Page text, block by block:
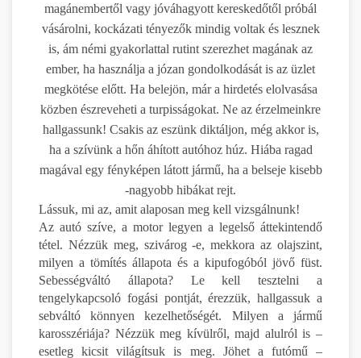
magánembertől vagy jóváhagyott kereskedőtől próbál
vásárolni, kockázati tényezők mindig voltak és lesznek
is, ám némi gyakorlattal rutint szerezhet magának az
ember, ha használja a józan gondolkodását is az üzlet
megkötése előtt. Ha belejön, már a hirdetés elolvasása
közben észreveheti a turpisságokat. Ne az érzelmeinkre
hallgassunk! Csakis az eszünk diktáljon, még akkor is,
ha a szívünk a hőn áhított autóhoz húz. Hiába ragad
magával egy fényképen látott jármű, ha a belseje kisebb
-nagyobb hibákat rejt.
Lássuk, mi az, amit alaposan meg kell vizsgálnunk!
Az autó szíve, a motor legyen a legelső áttekintendő
tétel. Nézzük meg, szivárog -e, mekkora az olajszint,
milyen a tömítés állapota és a kipufogóból jövő füst.
Sebességváltó állapota? Le kell tesztelni a
tengelykapcsoló fogási pontját, érezzük, hallgassuk a
sebváltó könnyen kezelhetőségét. Milyen a jármű
karosszériája? Nézzük meg kívülről, majd alulról is –
esetleg kicsit világítsuk is meg. Jöhet a futómű –